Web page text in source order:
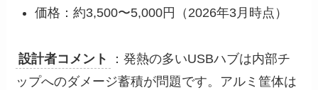
価格：約3,500〜5,000円（2026年3月時点）
設計者コメント
：発熱の多いUSBハブは内部チ
ップへのダメージ蓄積が問題です。アルミ筐体は